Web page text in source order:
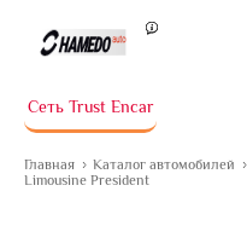
Сеть Trust Encar
Главная Каталог автомобилей
Limousine President